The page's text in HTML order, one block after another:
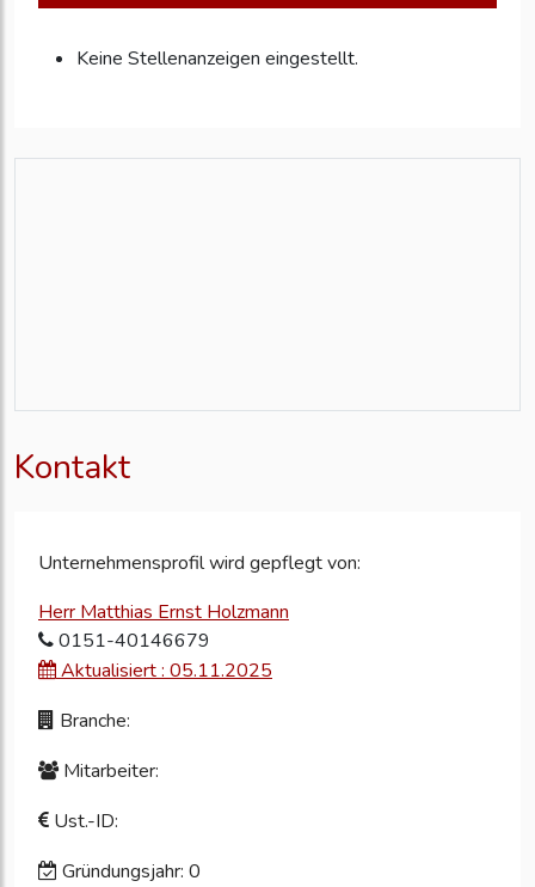
Keine Stellenanzeigen eingestellt.
Kontakt
Unternehmensprofil wird gepflegt von:
Herr Matthias Ernst Holzmann
0151-40146679
Aktualisiert : 05.11.2025
Branche:
Mitarbeiter:
Ust.-ID:
Gründungsjahr: 0